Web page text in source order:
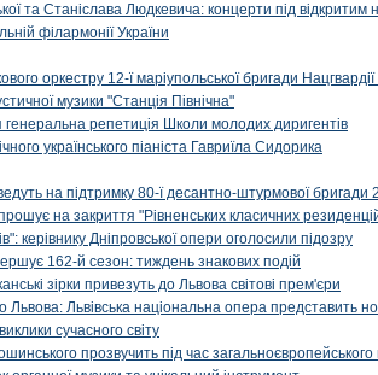
та Станіслава Людкевича: концерти під відкритим
філармонії України
оркестру 12-ї маріупольської бригади
музики "Станція Північна"
генеральна репетиція Школи молодих диригентів
українського піаніста Гавриїла Сидорика
на підтримку 80-ї десантно-штурмової бригади
на закриття "Рівненських класичних
керівнику Дніпровської опери оголосили підозру
162-й сезон: тиждень знакових подій
зірки привезуть до Львова світові прем'єри
Львівська національна опера представить
сучасного світу
прозвучить під час